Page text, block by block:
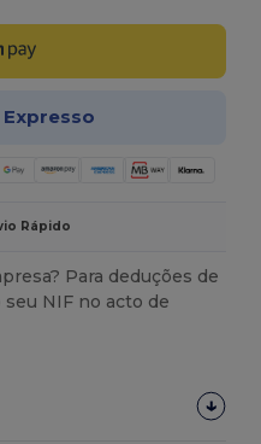
Rápido
Para deduções de
NIF no acto de